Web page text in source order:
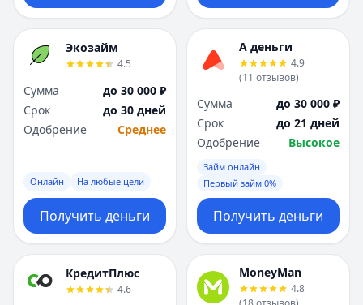
Экозайм
4.5
Сумма
до 30 000 ₽
Срок
до 30 дней
Одобрение
Среднее
Онлайн На любые цели
Получить деньги
А деньги
4.9
(11 отзывов)
Сумма
до 30 000 ₽
Срок
до 21 дней
Одобрение
Высокое
Займ онлайн
Первый займ 0%
Получить деньги
КредитПлюс
4.6
MoneyMan
4.8